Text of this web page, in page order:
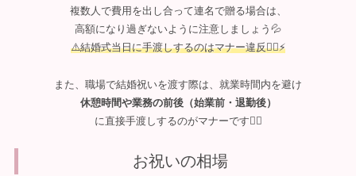
複数人で費用を出し合って連名で贈る場合は、
高額になり過ぎないように注意しましょう💦
⚠️結婚式当日に手渡しするのはマナー違反🙅‍♀️⚡️
また、職場で結婚祝いを渡す際は、就業時間内を避け
休憩時間や業務の前後（始業前・退勤後）
に直接手渡しするのがマナーです🙂‍↕️
お祝いの相場